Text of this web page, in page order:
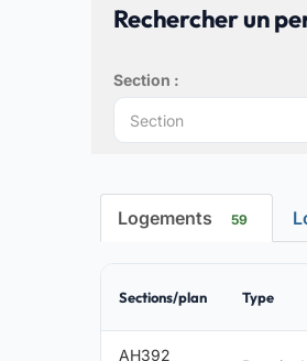
Rechercher un
Section :
Logements 59
Sections/plan Type
AH392